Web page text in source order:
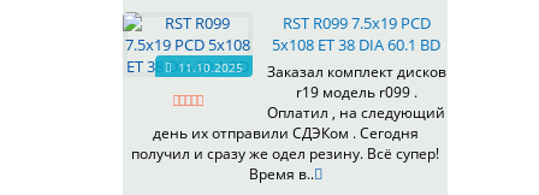
438
503
505
508
511
11.10.2025
RST R099 7.5x19 PCD
5x108 ET 38 DIA 60.1 BD
Заказал комплект дисков
r19 модель r099 .
Оплатил , на следующий
день их отправили СДЭКом . Сегодня
получил и сразу же одел резину. Всё супер!
Время в..